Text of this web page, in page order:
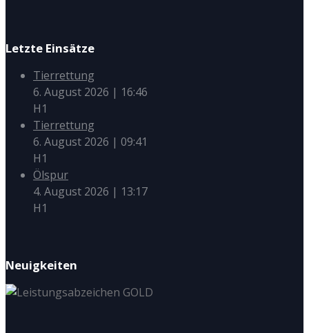
Letzte Einsätze
Tierrettung
6. August 2026 | 16:46
H1
Tierrettung
6. August 2026 | 09:41
H1
Ölspur
4. August 2026 | 13:17
H1
Neuigkeiten